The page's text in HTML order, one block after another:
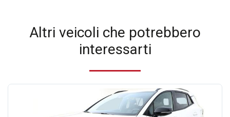
Altri veicoli che potrebbero
interessarti